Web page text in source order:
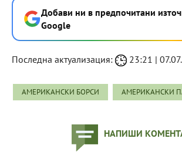
Добави ни в предпочитани
Google
Последна актуализация: 23:21 |
АМЕРИКАНСКИ БОРСИ АМЕРИКАНСКИ
НАПИШИ